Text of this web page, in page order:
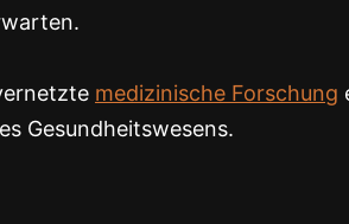
medizinische Forschung
Gesundheitswesens.